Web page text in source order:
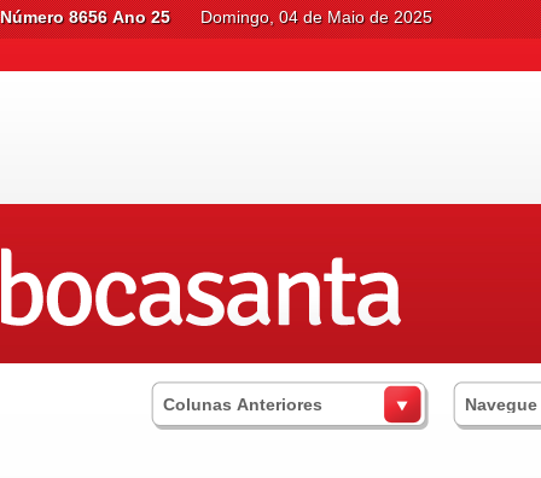
Número 8656 Ano 25 Domingo, 04 de Maio de 2025
Colunas Anteriores